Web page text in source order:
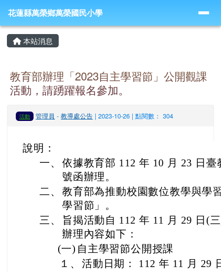
花蓮縣萬榮鄉萬榮國民小學
導覽列
花蓮縣萬榮鄉萬榮國民小學
主內容區域
本站消息
教育部辦理「2023自主學習節」公開觀課
活動，請踴躍報名參加。
活動 管理員 -教導處公告 | 2023-10-26 | 點閱數： 304
說明：
一、 依據教育部 112 年 10 月 23 日
號函辦理。
二、 教育部為推動校園數位教學與學
學習節」。
三、
旨揭活動自 112 年 11 月 29 日(
辦理內容如下：
(一) 自主學習節公開授課
１、 活動日期： 112 年 11 月 29
頁尾區域